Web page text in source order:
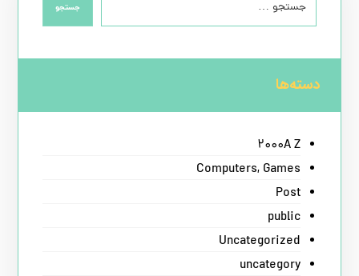
جستجو
دسته‌ها
2000A Z
Computers, Games
Post
public
Uncategorized
uncategory